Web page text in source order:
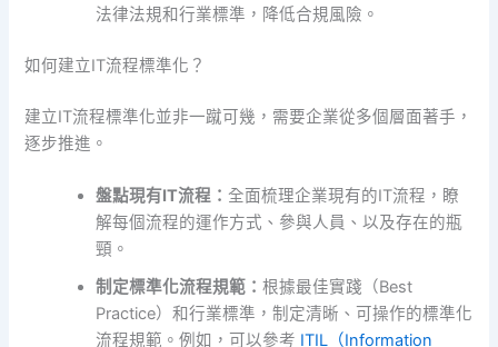
法律法規和行業標準，降低合規風險。
如何建立IT流程標準化？
建立IT流程標準化並非一蹴可幾，需要企業從多個層面著手，
逐步推進。
盤點現有IT流程：全面梳理企業現有的IT流程，瞭
解每個流程的運作方式、參與人員、以及存在的瓶
頸。
制定標準化流程規範：根據最佳實踐（Best
Practice）和行業標準，制定清晰、可操作的標準化
流程規範。例如，可以參考 ITIL（Information